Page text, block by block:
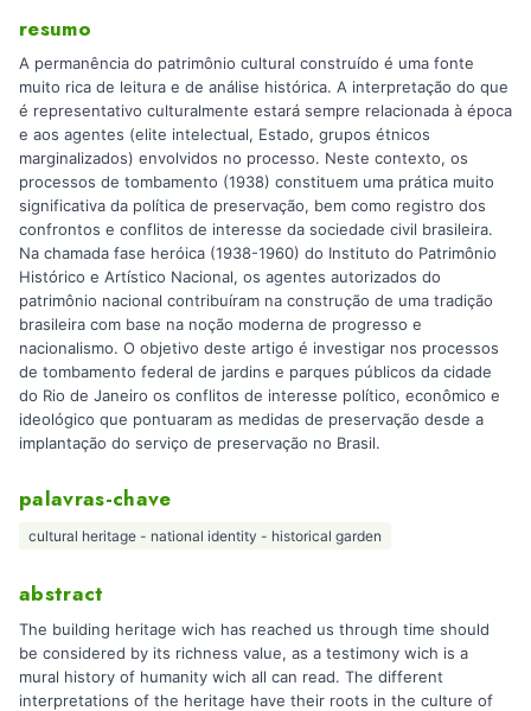
resumo
A permanência do patrimônio cultural construído é uma fonte
muito rica de leitura e de análise histórica. A interpretação do que
é representativo culturalmente estará sempre relacionada à época
e aos agentes (elite intelectual, Estado, grupos étnicos
marginalizados) envolvidos no processo. Neste contexto, os
processos de tombamento (1938) constituem uma prática muito
significativa da política de preservação, bem como registro dos
confrontos e conflitos de interesse da sociedade civil brasileira.
Na chamada fase heróica (1938-1960) do Instituto do Patrimônio
Histórico e Artístico Nacional, os agentes autorizados do
patrimônio nacional contribuíram na construção de uma tradição
brasileira com base na noção moderna de progresso e
nacionalismo. O objetivo deste artigo é investigar nos processos
de tombamento federal de jardins e parques públicos da cidade
do Rio de Janeiro os conflitos de interesse político, econômico e
ideológico que pontuaram as medidas de preservação desde a
implantação do serviço de preservação no Brasil.
palavras-chave
cultural heritage - national identity - historical garden
abstract
The building heritage wich has reached us through time should
be considered by its richness value, as a testimony wich is a
mural history of humanity wich all can read. The different
interpretations of the heritage have their roots in the culture of